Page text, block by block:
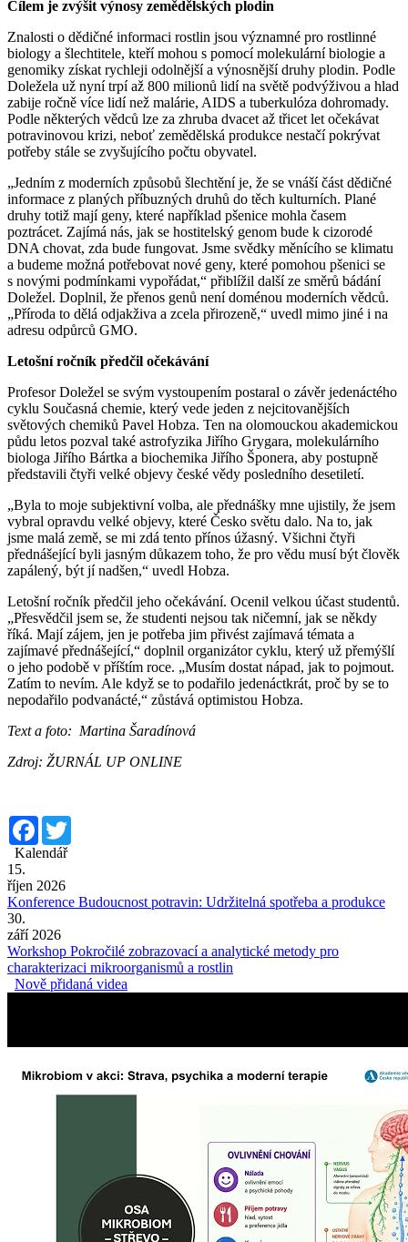
Cílem je zvýšit výnosy zemědělských plodin
Znalosti o dědičné informaci rostlin jsou významné pro rostlinné
biology a šlechtitele, kteří mohou s pomocí molekulární biologie a
genomiky získat rychleji odolnější a výnosnější druhy plodin. Podle
Doležela už nyní trpí až 800 milionů lidí na světě podvýživou a hlad
zabije ročně více lidí než malárie, AIDS a tuberkulóza dohromady.
Podle některých vědců lze za zhruba dvacet až třicet let očekávat
potravinovou krizi, neboť zemědělská produkce nestačí pokrývat
potřeby stále se zvyšujícího počtu obyvatel.
„Jedním z moderních způsobů šlechtění je, že se vnáší část dědičné
informace z planých příbuzných druhů do těch kulturních. Plané
druhy totiž mají geny, které například pšenice mohla časem
poztrácet. Zajímá nás, jak se hostitelský genom bude k cizorodé
DNA chovat, zda bude fungovat. Jsme svědky měnícího se klimatu
a budeme možná potřebovat nové geny, které pomohou pšenici se
s novými podmínkami vypořádat,“ přiblížil další ze směrů bádání
Doležel. Doplnil, že přenos genů není doménou moderních vědců.
„Příroda to dělá odjakživa a zcela přirozeně,“ uvedl mimo jiné i na
adresu odpůrců GMO.
Letošní ročník předčil očekávání
Profesor Doležel se svým vystoupením postaral o závěr jedenáctého
cyklu Současná chemie, který vede jeden z nejcitovanějších
světových chemiků Pavel Hobza. Ten na olomouckou akademickou
půdu letos pozval také astrofyzika Jiřího Grygara, molekulárního
biologa Jiřího Bártka a biochemika Jiřího Šponera, aby postupně
představili čtyři velké objevy české vědy posledního desetiletí.
„Byla to moje subjektivní volba, ale přednášky mne ujistily, že jsem
vybral opravdu velké objevy, které Česko světu dalo. Na to, jak
jsme malá země, se mi zdá tento přínos úžasný. Všichni čtyři
přednášející byli jasným důkazem toho, že pro vědu musí být člověk
zapálený, být jí nadšen,“ uvedl Hobza.
Letošní ročník předčil jeho očekávání. Ocenil velkou účast studentů.
„Přesvědčil jsem se, že studenti nejsou tak ničemní, jak se někdy
říká. Mají zájem, jen je potřeba jim přivést zajímavá témata a
zajímavé přednášející,“ doplnil organizátor cyklu, který už přemýšlí
o jeho podobě v příštím roce. „Musím dostat nápad, jak to pojmout.
Zatím to nevím. Ale když se to podařilo jedenáctkrát, proč by se to
nepodařilo podvanácté,“ zůstává optimistou Hobza.
Text a foto: Martina Šaradínová
Zdroj: ŽURNÁL UP ONLINE
Facebook
Kalendář
15.
říjen 2026
Konference Budoucnost potravin: Udržitelná spotřeba a produkce
30.
září 2026
Workshop Pokročilé zobrazovací a analytické metody pro
charakterizaci mikroorganismů a rostlin
Nově přidaná videa